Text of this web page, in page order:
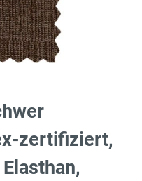
zertifiziert,